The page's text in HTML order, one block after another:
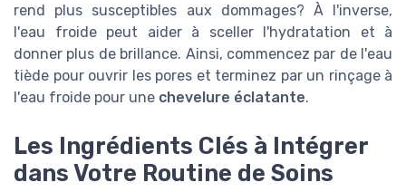
rend plus susceptibles aux dommages? À l'inverse,
l'eau froide peut aider à sceller l'hydratation et à
donner plus de brillance. Ainsi, commencez par de l'eau
tiède pour ouvrir les pores et terminez par un rinçage à
l'eau froide pour une chevelure éclatante.
Les Ingrédients Clés à Intégrer
dans Votre Routine de Soins